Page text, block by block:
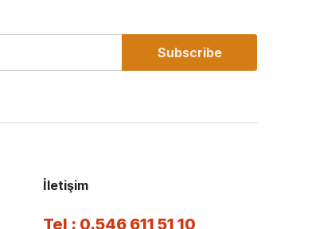
Subscribe
İletişim
Tel : 0.546 611 51 10